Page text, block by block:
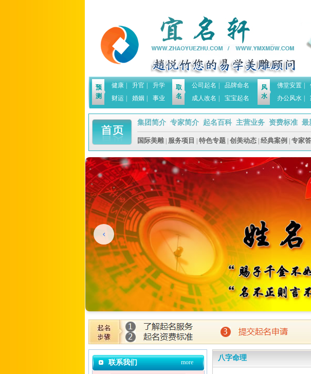
预
测
健康 升官
升学
财运
婚姻 事业
取
名
公司起名
品牌命名
成人改名
宝宝起名
风
水
佛堂安置
办公风水
集团简介| 专家简介| 起名百科| 主营业务| 资费标准| 最
国际美雕| 服务项目 特色专题| 创美动态| 经典案例 专家
联系我们 more
八字命理